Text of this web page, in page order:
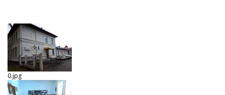
0.jpg